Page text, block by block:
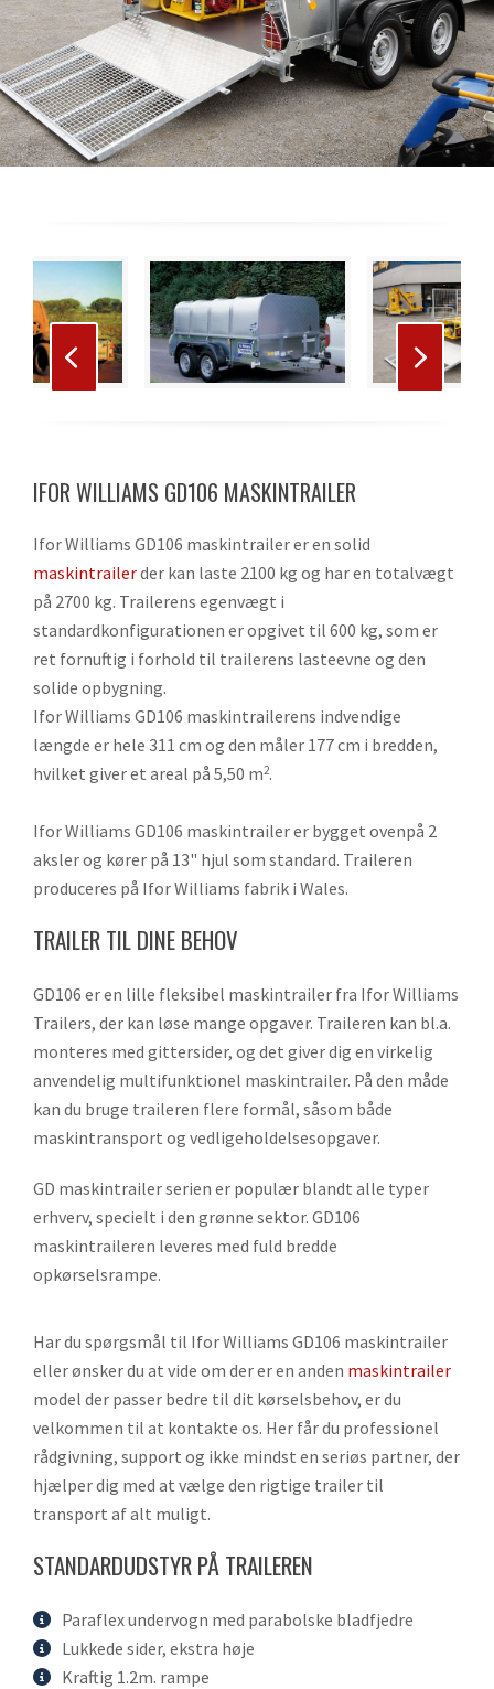
Use
the
left
and
right
access
carousel
navigation
buttons
go
the
first
slide
IFOR WILLIAMS GD106 MASKINTRAILER
Ifor Williams GD106 maskintrailer er en solid
maskintrailerder kan laste 2100 kg og har en totalvægt
på 2700 kg. Trailerens egenvægt i
standardkonfigurationen er opgivet til 600 kg, som er
ret fornuftig i forhold til trailerens lasteevne og den
solide opbygning.
Ifor Williams GD106 maskintrailerens indvendige
længde er hele 311 cm og den måler 177 cm i bredden,
hvilket giver et areal på 5,50 m2.
Ifor Williams GD106 maskintrailer er bygget ovenpå 2
aksler og kører på 13" hjul som standard. Traileren
produceres på Ifor Williams fabrik i Wales.
TRAILER TIL DINE BEHOV
GD106 er en lille fleksibel maskintrailer fra Ifor Williams
Trailers, der kan løse mange opgaver. Traileren kan bl.a.
monteres med gittersider, og det giver dig en virkelig
anvendelig multifunktionel maskintrailer. På den måde
kan du bruge traileren flere formål, såsom både
maskintransport og vedligeholdelsesopgaver.
GD maskintrailer serien er populær blandt alle typer
erhverv, specielt i den grønne sektor. GD106
maskintraileren leveres med fuld bredde
opkørselsrampe.
Har du spørgsmål til Ifor Williams GD106 maskintrailer
eller ønsker du at vide om der er en anden maskintrailer
model der passer bedre til dit kørselsbehov, er du
velkommen til at kontakte os. Her får du professionel
rådgivning, support og ikke mindst en seriøs partner, der
hjælper dig med at vælge den rigtige trailer til
transport af alt muligt.
STANDARDUDSTYR PÅ TRAILEREN
Paraflex undervogn med parabolske bladfjedre
Lukkede sider, ekstra høje
Kraftig 1.2m. rampe